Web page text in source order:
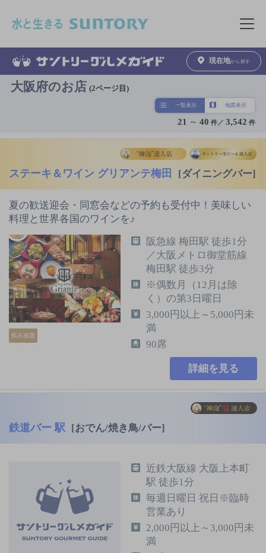
メニュ
現在地から探す
大阪府のお店 (2ページ目)
一覧表示 地図表示
21 ～ 40 件／3,542 件
ステーキ＆ワイン グリアンテ梅田 [ダイニングバー]
夏の歓送迎会・同窓会などの予約も受付中！美味しい
料理と世界各国のワインを♪
飲み放題
阪急線 梅田駅 徒歩1分
／大阪メトロ御堂筋線
梅田駅 徒歩3分
※偶数月（12月は除
く）の第3日曜日
3,000円以上～5,000円未
満
90席
詳細を見る
鉄道バー 駅 [おでん/焼き鳥/バー]
近鉄大阪線 大阪上本町
駅 徒歩1分
毎週日曜日 祝日※臨時
営業あり
2,000円以上～3,000円未
満